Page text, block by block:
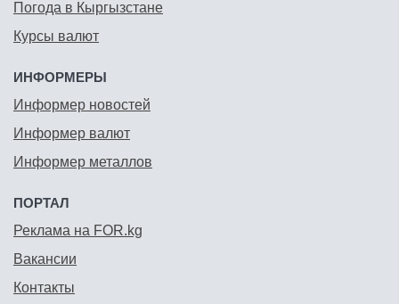
Погода в Кыргызстане
Курсы валют
ИНФОРМЕРЫ
Информер новостей
Информер валют
Информер металлов
ПОРТАЛ
Реклама на FOR.kg
Вакансии
Контакты